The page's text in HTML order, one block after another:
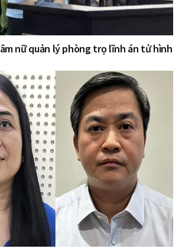
nữ quản lý phòng trọ lĩnh án tử hình